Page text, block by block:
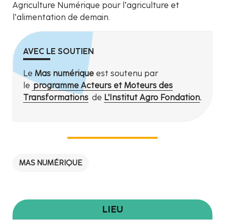
Agriculture Numérique pour l’agriculture et
l’alimentation de demain.
AVEC LE SOUTIEN
Le Mas numérique est soutenu par
le programme Acteurs et Moteurs des
Transformations de L'Institut Agro Fondation.
MAS NUMÉRIQUE
LIEU